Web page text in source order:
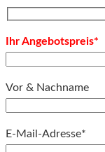
Ihr Angebotspreis*
Vor & Nachname
E-Mail-Adresse*